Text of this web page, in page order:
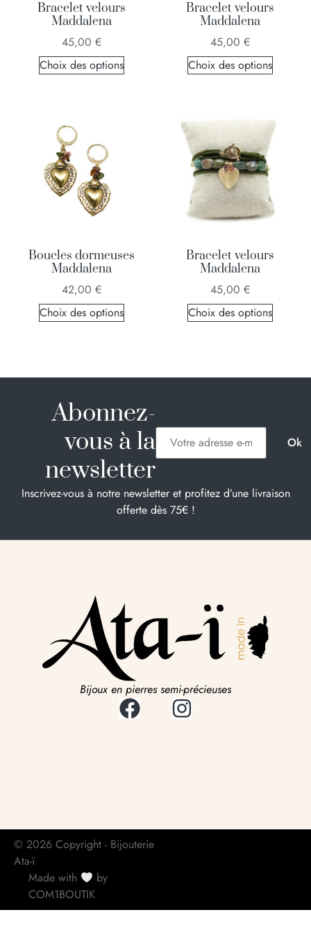
Bracelet velours
Maddalena
45,00 €
Choix des options
Bracelet velours
Maddalena
45,00 €
Choix des options
Boucles dormeuses
Maddalena
42,00 €
Choix des options
Bracelet velours
Maddalena
45,00 €
Choix des options
Abonnez-
vous à la
newsletter
Inscrivez-vous à notre newsletter et profitez d’une livraison
offerte dès 75€ !
Bijoux en pierres semi-précieuses
© 2026 Copyright - Bijouterie
Ata-ï
Made with
by
COM1BOUTIK